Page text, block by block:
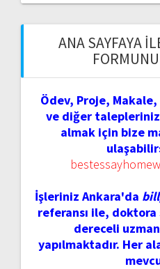
ANA SAYFAYA
Ödev, Proje, Makale,
ve diğer
almak için bize
İşleriniz Ankara'da
referansı ile,
dereceli
yapılmaktadır. Her